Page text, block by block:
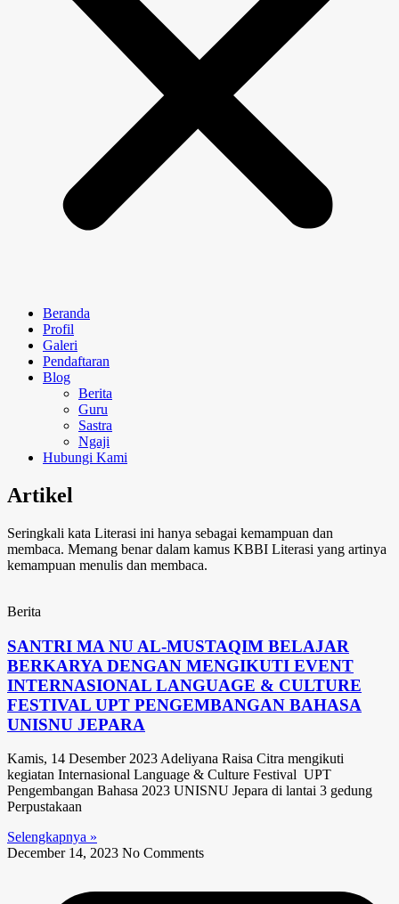
Beranda
Profil
Galeri
Pendaftaran
Blog
Berita
Guru
Sastra
Ngaji
Hubungi Kami
Artikel
Seringkali kata Literasi ini hanya sebagai kemampuan dan
membaca. Memang benar dalam kamus KBBI Literasi yang artinya
kemampuan menulis dan membaca.
Berita
SANTRI MA NU AL-MUSTAQIM BELAJAR
BERKARYA DENGAN MENGIKUTI EVENT
INTERNASIONAL LANGUAGE & CULTURE
FESTIVAL UPT PENGEMBANGAN BAHASA
UNISNU JEPARA
Kamis, 14 Desember 2023 Adeliyana Raisa Citra mengikuti
kegiatan Internasional Language & Culture Festival UPT
Pengembangan Bahasa 2023 UNISNU Jepara di lantai 3 gedung
Perpustakaan
Selengkapnya »
December 14, 2023 No Comments